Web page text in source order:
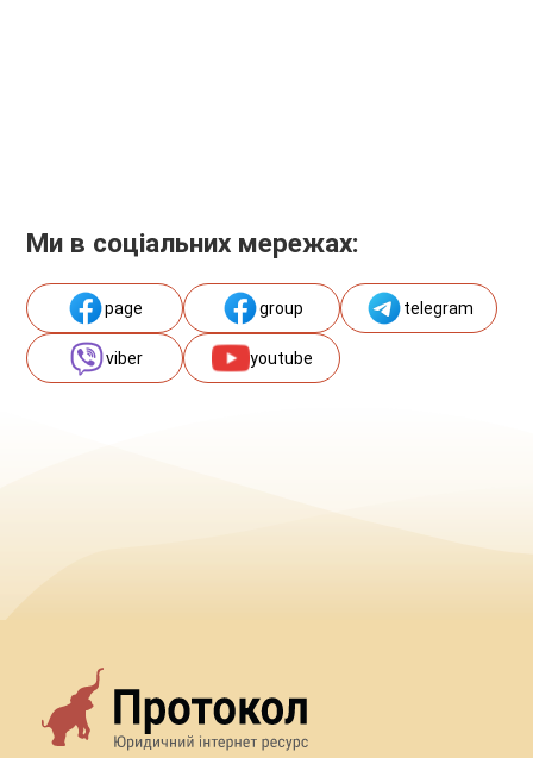
Ми в соціальних мережах:
page group telegram
viber youtube